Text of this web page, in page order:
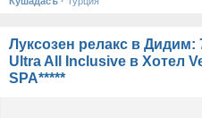
Луксозен релакс в Дидим:
Ultra All Inclusive в Хотел
SPA*****